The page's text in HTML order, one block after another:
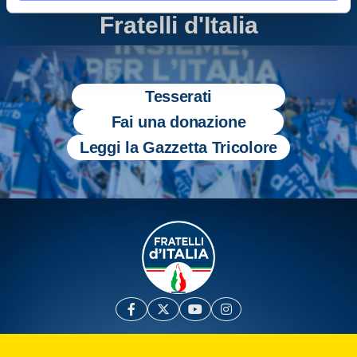
Fratelli d'Italia
Tesserati
Fai una donazione
Leggi la Gazzetta Tricolore